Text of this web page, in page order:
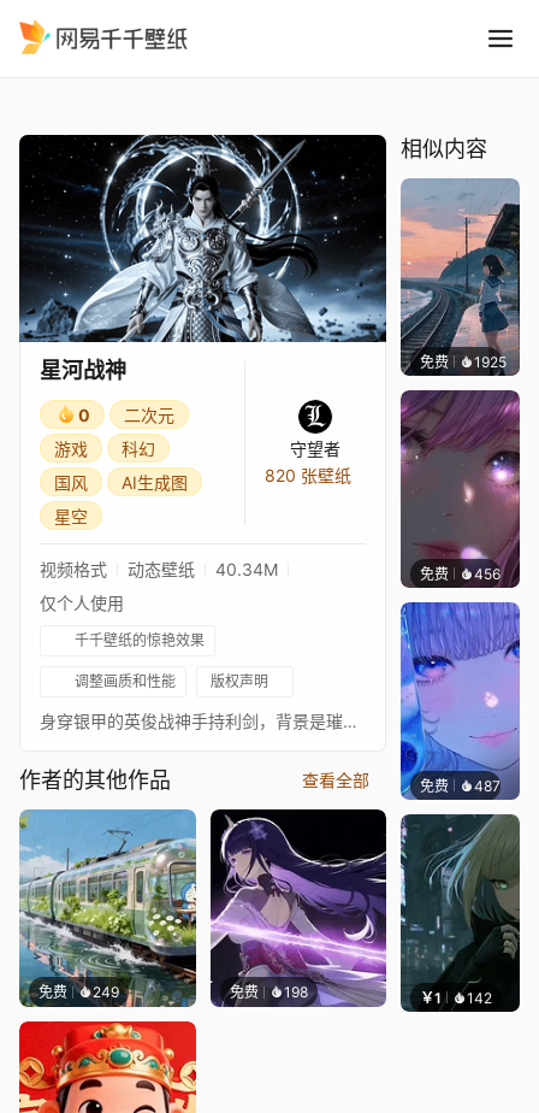
星河战神
0
二次元
游戏
科幻
国风
AI生成图
星空
守望者
820 张壁纸
视频格式 动态壁纸
40.34M
仅个人使用
千千壁纸的惊艳效果
调整画质和性能 版权声明
身穿银甲的英俊战神手持利剑，背景是璀璨的星空与神秘的符文光轮
作者的其他作品 查看全部
免费 249 免费 198
相似内容
免费 1925辰东
免费 456辰东
免费 487辰东
￥1 142